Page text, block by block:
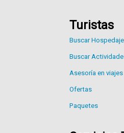
Turistas
Buscar Hospedaje
Buscar
Asesoría en viajes
Ofertas
Paquetes